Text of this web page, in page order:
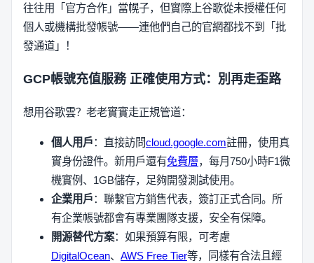
往往用「官方合作」當幌子，但實際上谷歌從未授權任何
個人或機構批發帳號——連他們自己的官網都找不到「批
發通道」！
GCP帳號充值服務正確使用方式：別再走歪路
想用谷歌雲？老老實實走正規管道：
個人用戶：直接訪問cloud.google.com註冊，使用真
實身份證件。新用戶還有免費層，每月750小時F1微
機實例、1GB儲存，足夠開發測試使用。
企業用戶：聯繫官方銷售代表，簽訂正式合同。所
有企業帳號都會有專業團隊支援，安全有保障。
開源替代方案：如果預算有限，可考慮
DigitalOcean、 AWS Free Tier等，同樣有合法且經